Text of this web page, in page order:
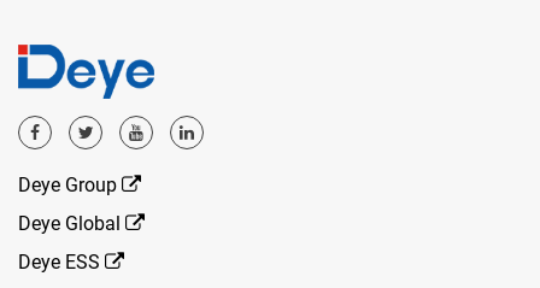
Deye Group
Deye Global
Deye ESS